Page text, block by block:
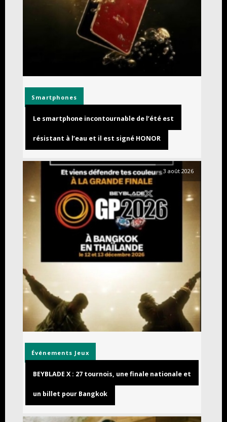
Smartphones
Le smartphone incontournable de l’été est
résistant à l’eau et il est signé HONOR
3 août 2026
Événements Jeux
BEYBLADE X : 27 tournois, une finale nationale et
un billet pour Bangkok